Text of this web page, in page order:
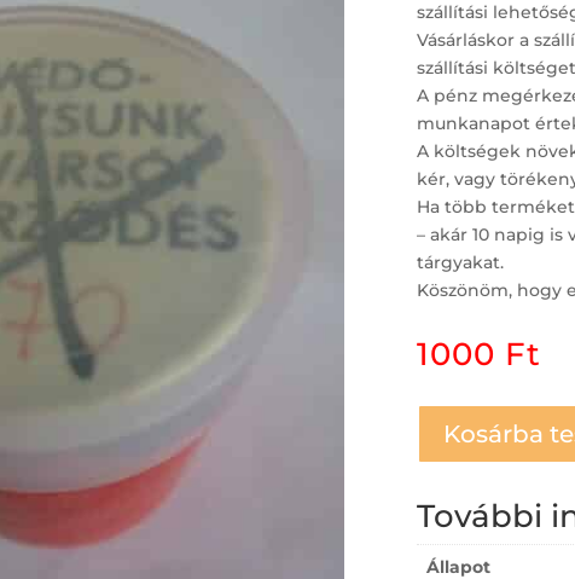
szállítási
Vásárláskor a
szállítási
A pénz
munkanapot
A költségek
kér, vagy
Ha több
– akár 10 napig
tárgyakat.
Köszönöm, hogy
1000 Ft
Kosárba
További
Állapot